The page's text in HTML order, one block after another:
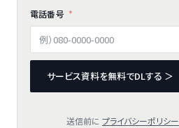
電話番号
サービス資料を無料でDLする ＞
送信前に プライバシーポリシー